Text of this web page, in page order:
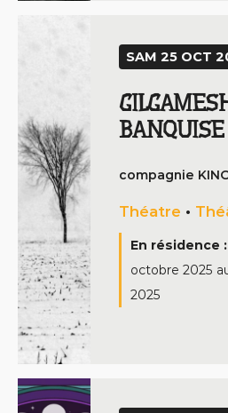
SAM 25 OCT
BANQUISE
compagnie
Théatre •
En résidence :
octobre 2025
2025